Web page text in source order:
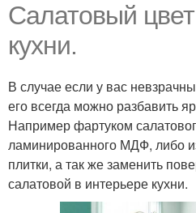
Салатовый
кухни.
В случае если у вас
его всегда можно разбавить
Например фартуком
ламинированного МДФ, либо
плитки, а так же заменить
салатовой в интерьере кухни.